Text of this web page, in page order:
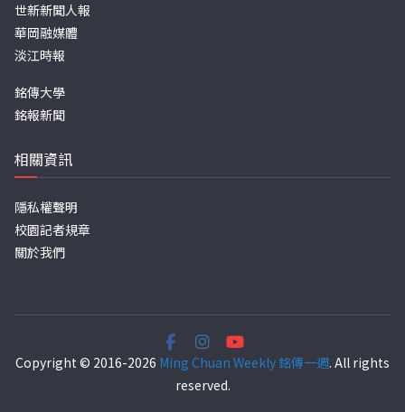
世新新聞人報
華岡融媒體
淡江時報
銘傳大學
銘報新聞
相關資訊
隱私權聲明
校園記者規章
關於我們
Copyright © 2016-2026 Ming Chuan Weekly 銘傳一週. All rights
reserved.